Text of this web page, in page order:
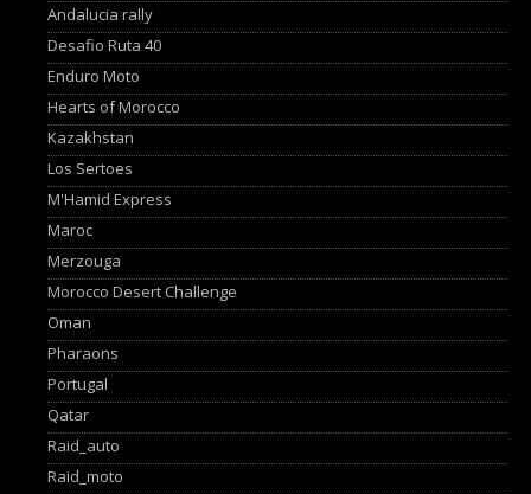
Andalucia rally
Desafio Ruta 40
Enduro Moto
Hearts of Morocco
Kazakhstan
Los Sertoes
M'Hamid Express
Maroc
Merzouga
Morocco Desert Challenge
Oman
Pharaons
Portugal
Qatar
Raid_auto
Raid_moto